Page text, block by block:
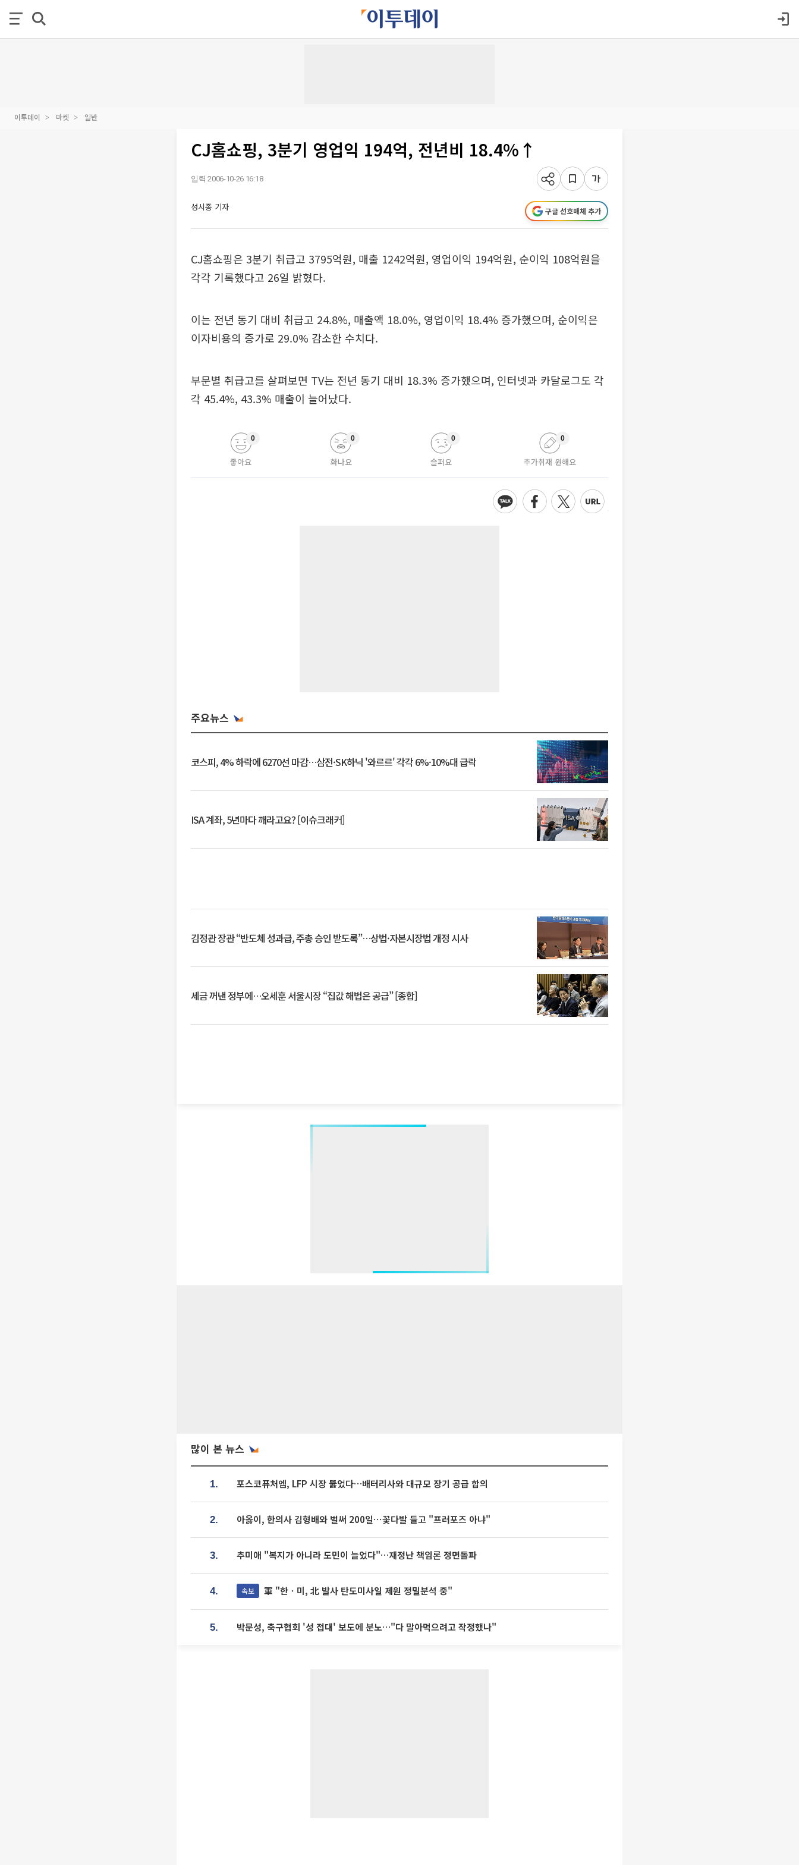
이투데이 마켓 일반
CJ홈쇼핑, 3분기 영업익 194억, 전년비 18.4%↑
입력 2006-10-26 16:18
성시종 기자 구글 선호매체 추가
CJ홈쇼핑은 3분기 취급고 3795억원, 매출 1242억원, 영업이익 194억원, 순이익 108억원을
각각 기록했다고 26일 밝혔다.
이는 전년 동기 대비 취급고 24.8%, 매출액 18.0%, 영업이익 18.4% 증가했으며, 순이익은
이자비용의 증가로 29.0% 감소한 수치다.
부문별 취급고를 살펴보면 TV는 전년 동기 대비 18.3% 증가했으며, 인터넷과 카달로그도 각
각 45.4%, 43.3% 매출이 늘어났다.
좋아요
0
화나요
0
슬퍼요
0
추가취재 원해요
0
주요뉴스
코스피, 4% 하락에 6270선 마감…삼전·SK하닉 '와르르' 각각 6%·10%대 급락
ISA 계좌, 5년마다 깨라고요? [이슈크래커]
김정관 장관 “반도체 성과급, 주총 승인 받도록”…상법·자본시장법 개정 시사
세금 꺼낸 정부에…오세훈 서울시장 “집값 해법은 공급” [종합]
많이 본 뉴스
1. 포스코퓨처엠, LFP 시장 뚫었다…배터리사와 대규모 장기 공급 합의
2. 아옳이, 한의사 김형배와 벌써 200일⋯꽃다발 들고 "프러포즈 아냐"
3. 추미애 "복지가 아니라 도민이 늘었다"…재정난 책임론 정면돌파
4. 속보 軍 "한ㆍ미, 北 발사 탄도미사일 제원 정밀분석 중"
5. 박문성, 축구협회 '성 접대' 보도에 분노…"다 말아먹으려고 작정했나"